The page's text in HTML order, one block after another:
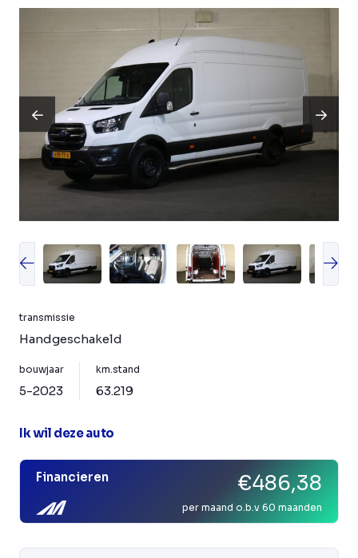
transmissie
Handgeschakeld
bouwjaar
5-2023
km.stand
63.219
Ik wil deze auto
Financieren €486,38
per maand o.b.v 60 maanden